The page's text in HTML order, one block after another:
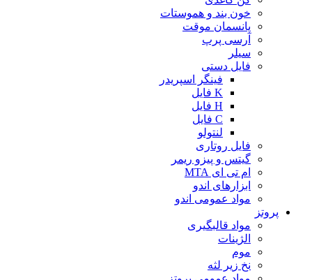
خون بند و هموستات
پانسمان موقت
آرسی پرپ
سیلر
فایل دستی
فینگر اسپریدر
K فایل
H فایل
C فایل
لنتولو
فایل روتاری
گیتس و پیزو ریمر
ام تی ای MTA
ابزارهای اندو
مواد عمومی اندو
پروتز
مواد قالبگیری
الژینات
موم
نخ زیر لثه